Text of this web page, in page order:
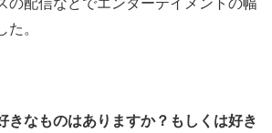
の配信などでエンターテイメントの幅
た。
きなものはありますか？もしくは好き